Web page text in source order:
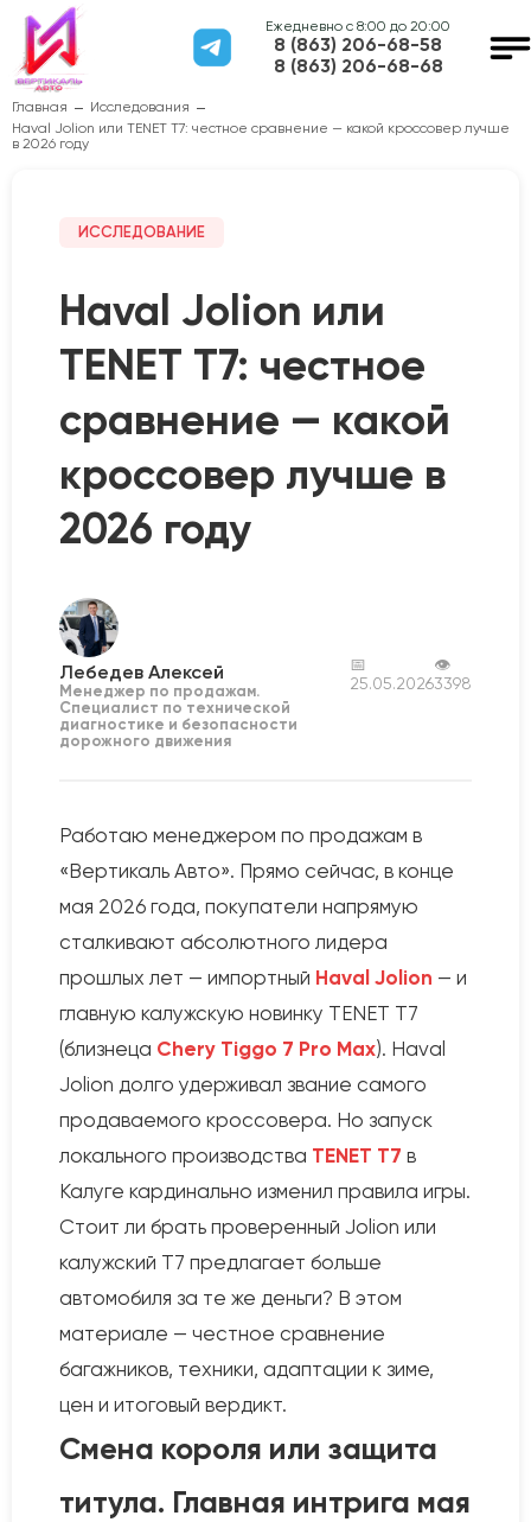
Ежедневно с 8:00 до 20:00
8 (863) 206-68-58
8 (863) 206-68-68
Главная
Исследования
Haval Jolion или TENET T7: честное сравнение — какой кроссовер лучше
в 2026 году
ИССЛЕДОВАНИЕ
Haval Jolion или
TENET T7: честное
сравнение — какой
кроссовер лучше в
2026 году
Лебедев Алексей
Менеджер по продажам.
Специалист по технической
диагностике и безопасности
дорожного движения
📅
25.05.2026
👁
3398
Работаю менеджером по продажам в
«Вертикаль Авто». Прямо сейчас, в конце
мая 2026 года, покупатели напрямую
сталкивают абсолютного лидера
прошлых лет — импортный Haval Jolion — и
главную калужскую новинку TENET T7
(близнеца Chery Tiggo 7 Pro Max). Haval
Jolion долго удерживал звание самого
продаваемого кроссовера. Но запуск
локального производства TENET T7 в
Калуге кардинально изменил правила игры.
Стоит ли брать проверенный Jolion или
калужский T7 предлагает больше
автомобиля за те же деньги? В этом
материале — честное сравнение
багажников, техники, адаптации к зиме,
цен и итоговый вердикт.
Смена короля или защита
титула. Главная интрига мая